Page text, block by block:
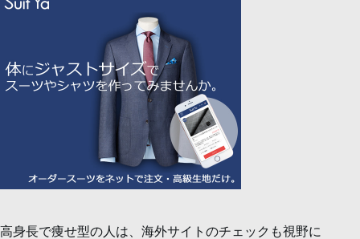
高身長で痩せ型の人は、海外サイトのチェックも視野に